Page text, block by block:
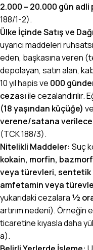
2.000 – 20.000 gün adli
188/1-2).
Ülke İçinde Satış ve
uyarıcı maddeleri
eden, başkasına veren
depolayan, satın alan,
10 yıl hapis ve 000
cezasıile cezalandırılır.
(18 yaşından küçüğe)
verene/satana
(TCK 188/3).
Nitelikli Maddeler: Suç
kokain, morfin,
veya türevleri,
amfetamin veya
yukarıdaki cezalara ½
artırım nedeni).
ticaretine kıyasla daha
a).